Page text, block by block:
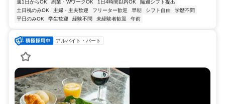
週1日からOK
副業・WワークOK 1日4時間以内OK
隔週シフト提出
土日祝のみOK
主婦・主夫歓迎 フリーター歓迎 早朝 シフト自由
学歴不問
平日のみOK
学生歓迎 経験不問 未経験者歓迎 午前
アルバイト・パート